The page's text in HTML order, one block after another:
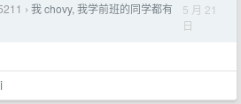
› 我 chovy, 我学前班的同学都有
5 月 21
日